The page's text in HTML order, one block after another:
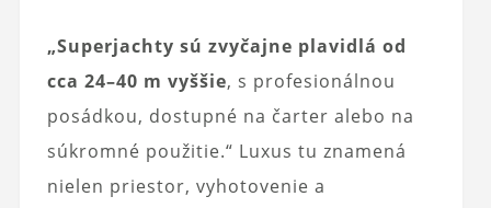
„Superjachty sú zvyčajne plavidlá od
cca 24–40 m vyššie, s profesionálnou
posádkou, dostupné na čarter alebo na
súkromné použitie.“ Luxus tu znamená
nielen priestor, vyhotovenie a